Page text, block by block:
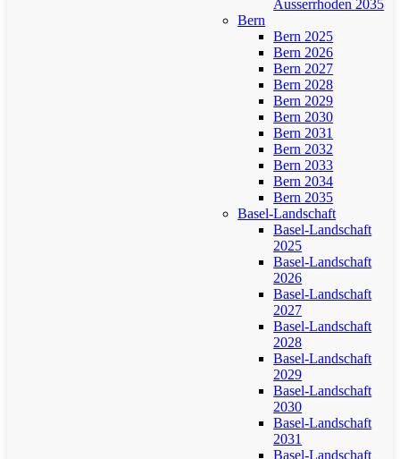
Ausserrhoden 2035
Bern
Bern 2025
Bern 2026
Bern 2027
Bern 2028
Bern 2029
Bern 2030
Bern 2031
Bern 2032
Bern 2033
Bern 2034
Bern 2035
Basel-Landschaft
Basel-Landschaft
2025
Basel-Landschaft
2026
Basel-Landschaft
2027
Basel-Landschaft
2028
Basel-Landschaft
2029
Basel-Landschaft
2030
Basel-Landschaft
2031
Basel-Landschaft